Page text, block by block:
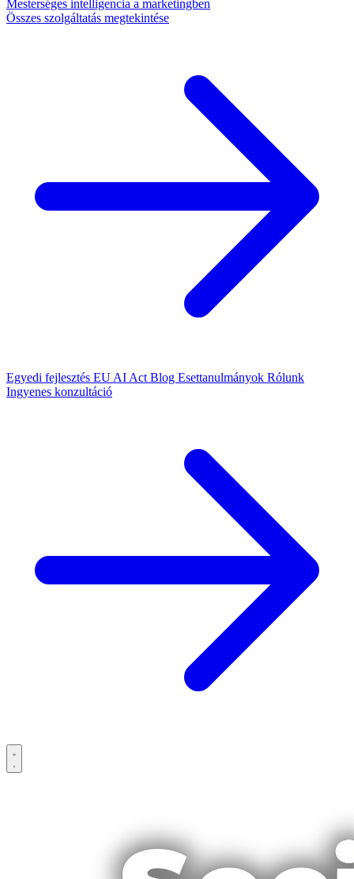
Mesterséges intelligencia a marketingben
Összes szolgáltatás megtekintése
Egyedi fejlesztés EU AI Act Blog Esettanulmányok Rólunk
Ingyenes konzultáció